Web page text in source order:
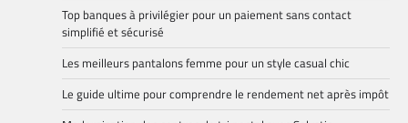
Top banques à privilégier pour un paiement sans contact
simplifié et sécurisé
Les meilleurs pantalons femme pour un style casual chic
Le guide ultime pour comprendre le rendement net après impôt